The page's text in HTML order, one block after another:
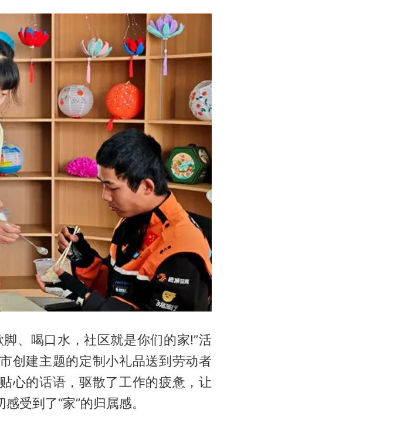
、喝口水，社区就是你们的家!”活
创建主题的定制小礼品送到劳动者
心的话语，驱散了工作的疲惫，让
受到了“家”的归属感。